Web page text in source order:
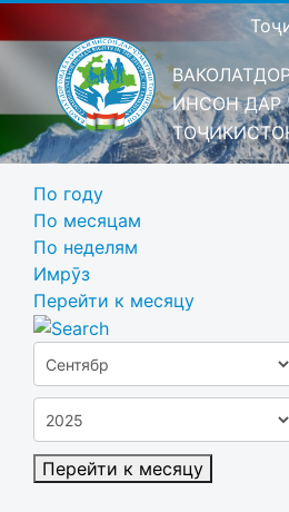
ИНСОН ДАР
По году
По месяцам
По неделям
Имрӯз
Перейти к месяцу
Перейти к месяцу